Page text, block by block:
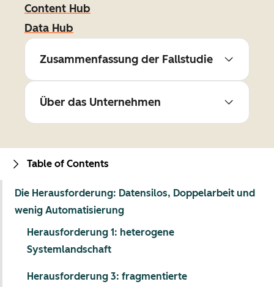
Content Hub
Data Hub
Zusammenfassung der Fallstudie
Über das Unternehmen
Table of Contents
Die Herausforderung: Datensilos, Doppelarbeit und
wenig Automatisierung
Herausforderung 1: heterogene
Systemlandschaft
Herausforderung 3: fragmentierte